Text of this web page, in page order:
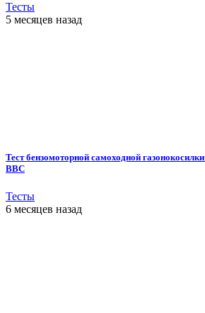
Тесты
5 месяцев назад
Тест бензомоторной самоходной
BBC
Тесты
6 месяцев назад